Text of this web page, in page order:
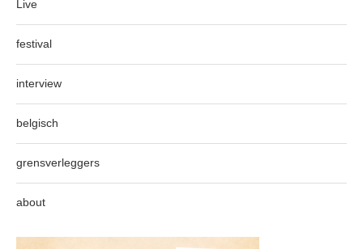
Live
festival
interview
belgisch
grensverleggers
about